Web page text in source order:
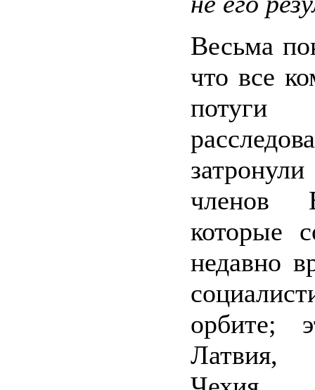
Весьма
что все
членов
которые
недавно
орбите;
Латвия,